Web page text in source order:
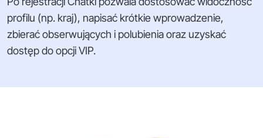
profilu (np. kraj), napisać krótkie wprowadzenie,
zbierać obserwujących i polubienia oraz uzyskać
dostęp do opcji VIP.